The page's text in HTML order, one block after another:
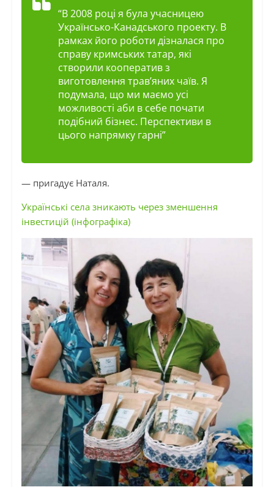
“В 2008 році я була учасницею
Українсько-Канадського проекту. В
рамках його роботи дізналася про
справу кримських татар, які
створили кооператив з
виготовлення трав’яних чаїв. Я
подумала, що ми маємо усі
можливості аби в себе почати
подібний бізнес. Перспективи в
цього напрямку гарні”
— пригадує Наталя.
Українські села зникають через зменшення
інвестицій (інфографіка)